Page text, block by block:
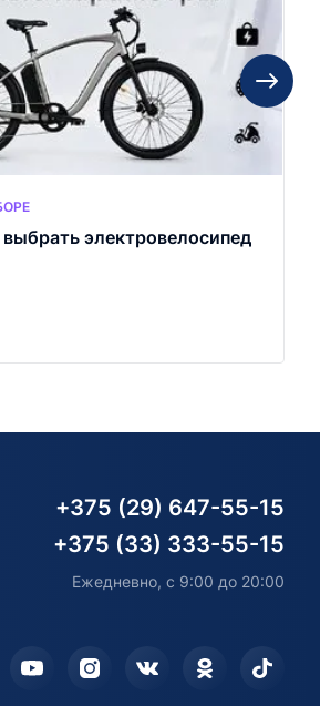
электровелосипед
+375 (29) 647-55-15
+375 (33) 333-55-15
Ежедневно, с 9:00 до 20:00